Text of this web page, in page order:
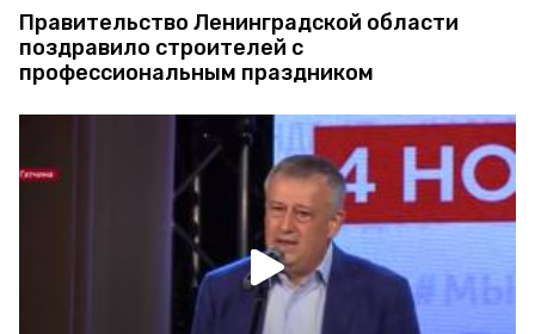
Правительство Ленинградской области
поздравило строителей с
профессиональным праздником